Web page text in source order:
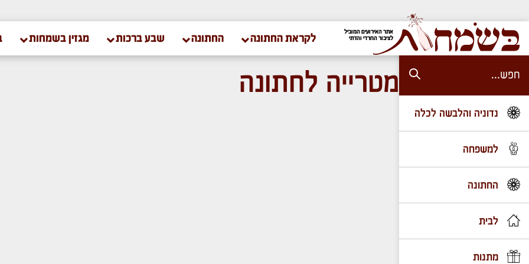
אתר האירועים המוביל
לציבור החרדי והדתי
לקראת החתונה החתונה שבע ברכות מגזין בשמחות
נדוניה והלבשה לכלה
למשפחה
החתונה
לבית
מתנות
מטרייה לחתונה